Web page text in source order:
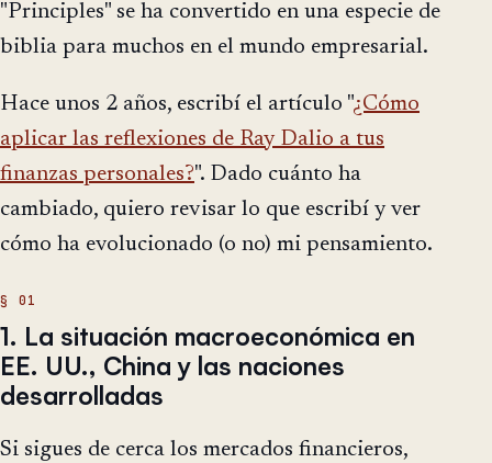
"Principles" se ha convertido en una especie de
biblia para muchos en el mundo empresarial.
Hace unos 2 años, escribí el artículo "¿Cómo
aplicar las reflexiones de Ray Dalio a tus
finanzas personales?". Dado cuánto ha
cambiado, quiero revisar lo que escribí y ver
cómo ha evolucionado (o no) mi pensamiento.
1. La situación macroeconómica en
EE. UU., China y las naciones
desarrolladas
Si sigues de cerca los mercados financieros,